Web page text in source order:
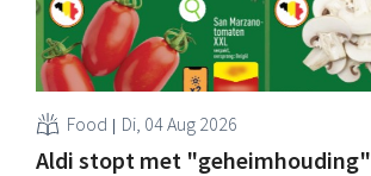
Food Di, 04 Aug 2026
Aldi stopt met "geheimhouding"